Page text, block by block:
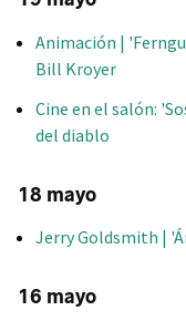
Animación |
Bill Kroyer
Cine en el salón:
del diablo
18 mayo
Jerry Goldsmith |
16 mayo